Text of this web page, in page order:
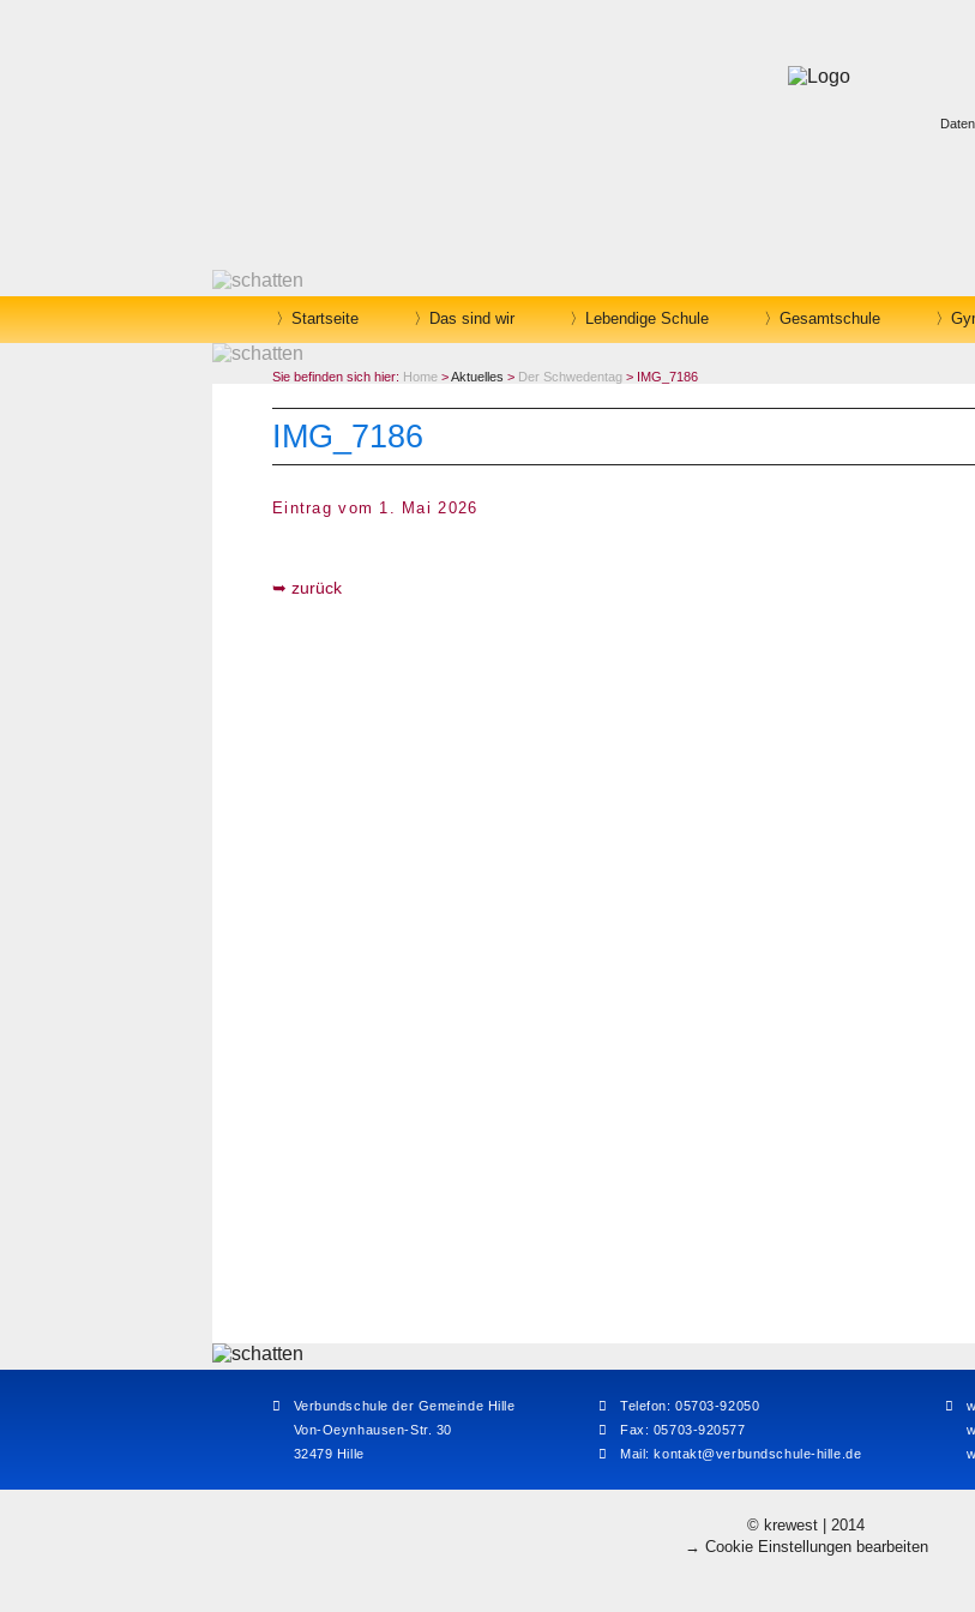
Startseite Das sind wir Lebendige Schule Gesamtschule
Sie befinden sich hier: Home >Aktuelles > Der Schwedentag > IMG_7186
IMG_7186
Eintrag vom 1. Mai 2026
zurück
Verbundschule der Gemeinde Hille
Von-Oeynhausen-Str. 30
32479 Hille
Telefon: 05703-92050
Fax: 05703-920577
Mail:kontakt@verbundschule-hille.de
© krewest | 2014
→ Cookie Einstellungen bearbeiten